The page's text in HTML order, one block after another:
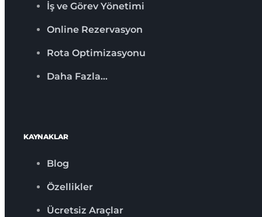
İş ve Görev Yönetimi
Online Rezervasyon
Rota Optimizasyonu
Daha Fazla…
KAYNAKLAR
Blog
Özellikler
Ücretsiz Araçlar